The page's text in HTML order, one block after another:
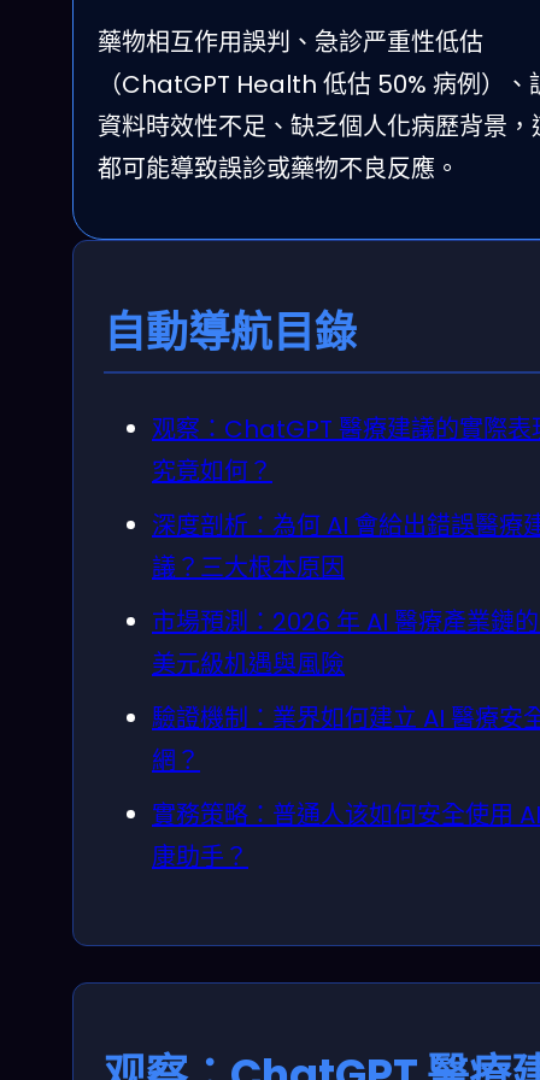
藥物相互作用誤判、急診严重性低估
（ChatGPT Health 低估 50% 病例）、
資料時效性不足、缺乏個人化病歷背景，
都可能導致誤診或藥物不良反應。
自動導航目錄
观察：ChatGPT 醫療建議的實際表
究竟如何？
深度剖析：為何 AI 會給出錯誤醫療
議？三大根本原因
市場預測：2026 年 AI 醫療產業鏈
美元級机遇與風險
驗證機制：業界如何建立 AI 醫療安
網？
實務策略：普通人该如何安全使用
康助手？